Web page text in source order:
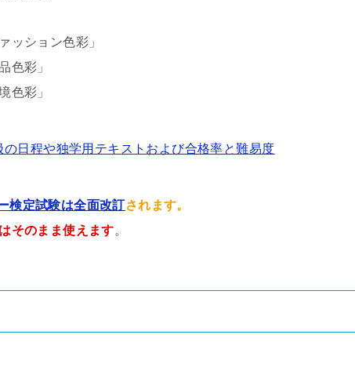
ッション色彩」
色彩」
色彩」
日程や独学用テキストおよび合格率と難易度
検定試験は全面改訂されます。
そのまま使えます。